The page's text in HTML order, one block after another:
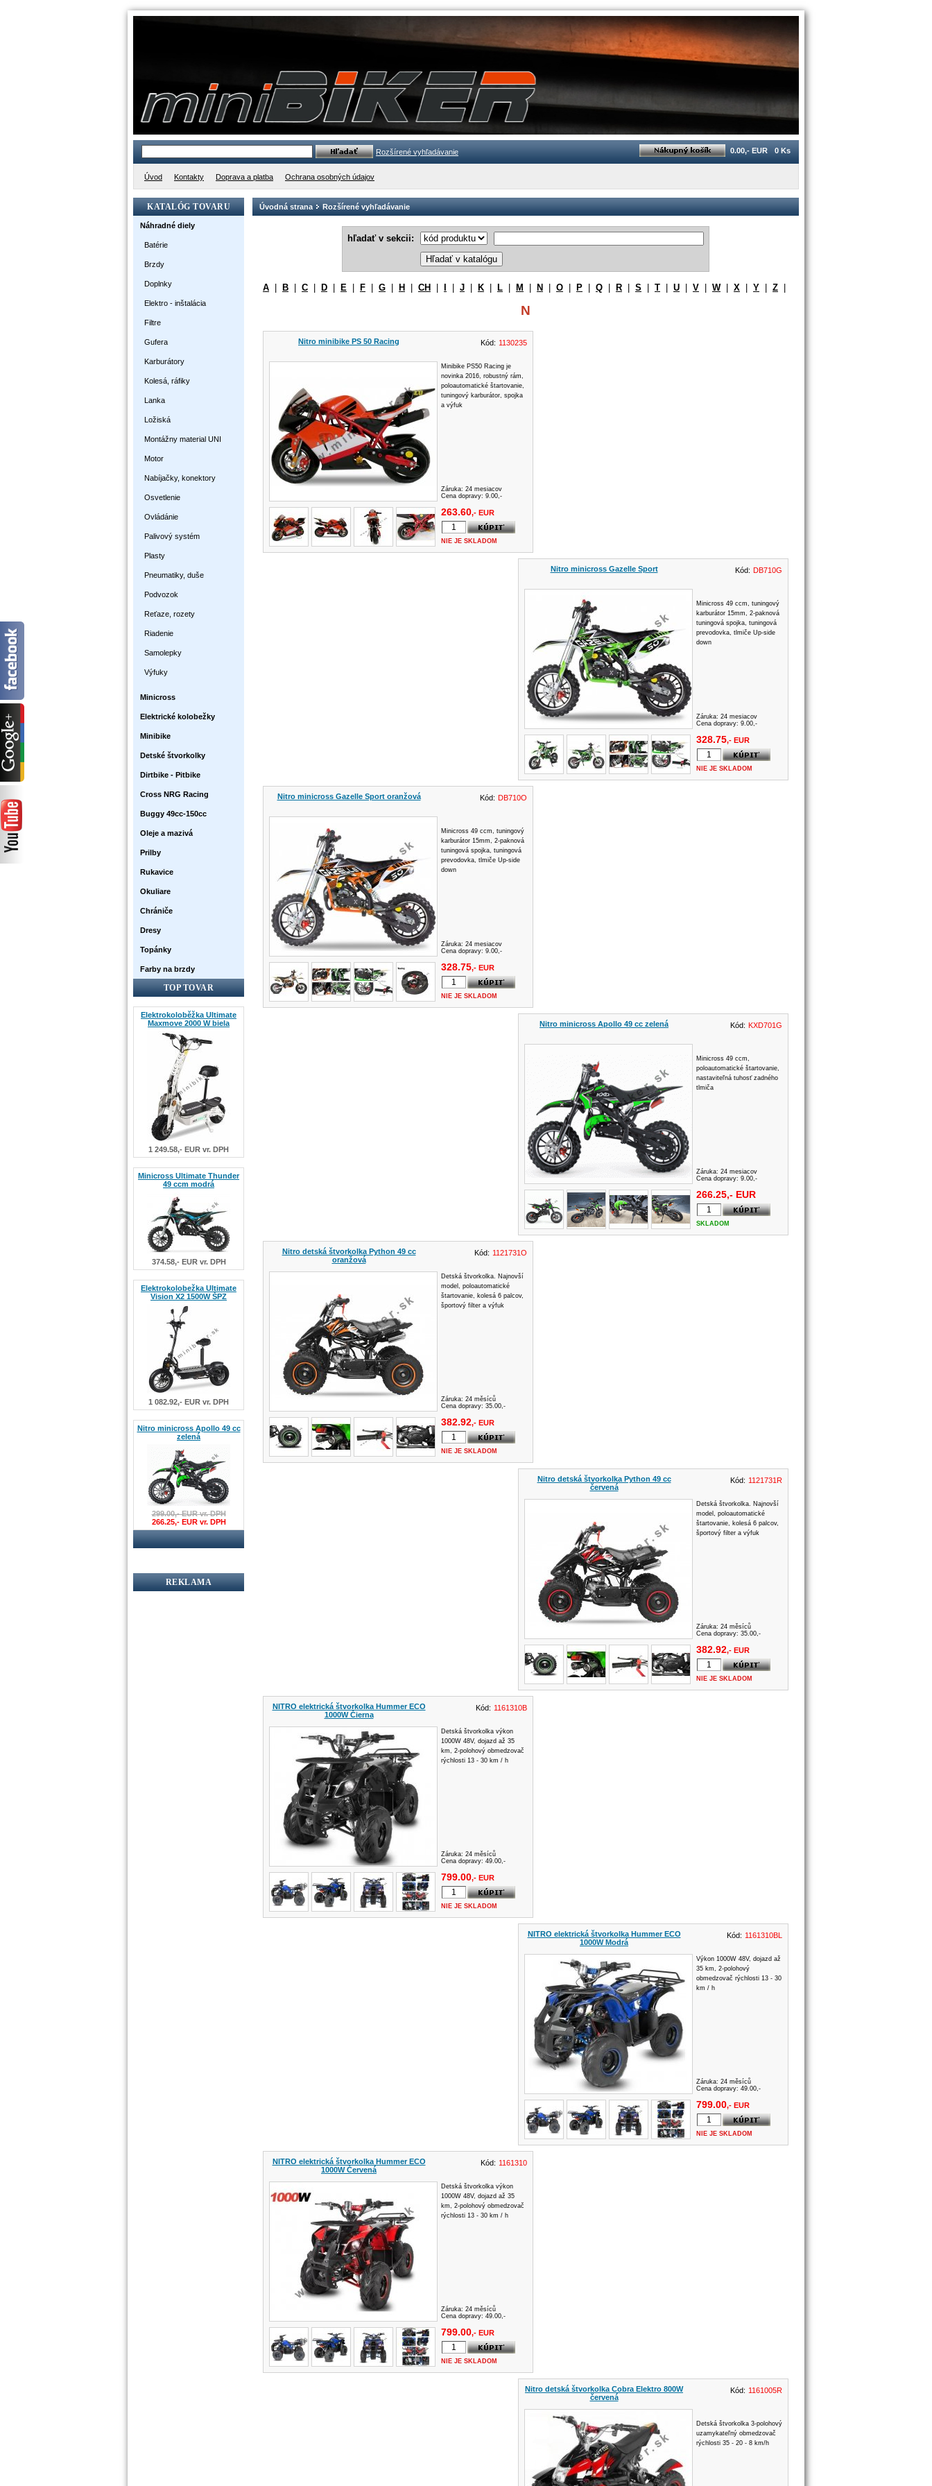
Rozšírené vyhľadávanie 0.00,- EUR 0 Ks
Úvod Kontakty Doprava a platba Ochrana osobných údajov
KATALÓG TOVARU
Náhradné diely
Batérie
Brzdy
Doplnky
Elektro - inštalácia
Filtre
Gufera
Karburátory
Kolesá, ráfiky
Lanka
Ložiská
Montážny material UNI
Motor
Nabíjačky, konektory
Osvetlenie
Ovládánie
Palivový systém
Plasty
Pneumatiky, duše
Podvozok
Reťaze, rozety
Riadenie
Samolepky
Výfuky
Minicross
Elektrické kolobežky
Minibike
Detské štvorkolky
Dirtbike - Pitbike
Cross NRG Racing
Buggy 49cc-150cc
Oleje a mazivá
Prilby
Rukavice
Okuliare
Chrániče
Dresy
Topánky
Farby na brzdy
TOP TOVAR
Elektrokoloběžka Ultimate
Maxmove 2000 W biela
1 249.58,- EUR vr. DPH
Minicross Ultimate Thunder
49 ccm modrá
374.58,- EUR vr. DPH
Elektrokolobežka Ultimate
Vision X2 1500W ŠPZ
1 082.92,- EUR vr. DPH
Nitro minicross Apollo 49 cc
zelená
299.00,- EUR vr. DPH
266.25,- EUR vr. DPH
REKLAMA
Úvodná strana Rozšírené vyhľadávanie
hľadať v sekcii:
A B C D E F G H CH J K L M N O P Q R S T U V W| X Y Z
N
Nitro minibike PS 50 Racing Kód: 1130235
Minibike PS50 Racing je
novinka 2016, robustný rám,
poloautomatické štartovanie,
tuningový karburátor, spojka
a výfuk
Záruka: 24 mesiacov
Cena dopravy: 9.00,-
263.60,- EUR
NIE JE SKLADOM
Nitro minicross Gazelle Sport Kód: DB710G
Minicross 49 ccm, tuningový
karburátor 15mm, 2-paknová
tuningová spojka, tuningová
prevodovka, tlmiče Up-side
down
Záruka: 24 mesiacov
Cena dopravy: 9.00,-
328.75,- EUR
NIE JE SKLADOM
Nitro minicross Gazelle Sport oranžová Kód: DB710O
Minicross 49 ccm, tuningový
karburátor 15mm, 2-paknová
tuningová spojka, tuningová
prevodovka, tlmiče Up-side
down
Záruka: 24 mesiacov
Cena dopravy: 9.00,-
328.75,- EUR
NIE JE SKLADOM
Nitro minicross Apollo 49 cc zelená Kód: KXD701G
Minicross 49 ccm,
poloautomatické štartovanie,
nastaviteľná tuhosť zadného
tlmiča
Záruka: 24 mesiacov
Cena dopravy: 9.00,-
266.25,- EUR
SKLADOM
Nitro detská štvorkolka Python 49 cc
oranžová
Kód: 1121731O
Detská štvorkolka. Najnovší
model, poloautomatické
štartovanie, kolesá 6 palcov,
športový filter a výfuk
Záruka: 24 měsíců
Cena dopravy: 35.00,-
382.92,- EUR
NIE JE SKLADOM
Nitro detská štvorkolka Python 49 cc
červená
Kód: 1121731R
Detská štvorkolka. Najnovší
model, poloautomatické
štartovanie, kolesá 6 palcov,
športový filter a výfuk
Záruka: 24 měsíců
Cena dopravy: 35.00,-
382.92,- EUR
NIE JE SKLADOM
NITRO elektrická štvorkolka Hummer ECO
1000W Čierna
Kód: 1161310B
Detská štvorkolka výkon
1000W 48V, dojazd až 35
km, 2-polohový obmedzovač
rýchlosti 13 - 30 km / h
Záruka: 24 měsíců
Cena dopravy: 49.00,-
799.00,- EUR
NIE JE SKLADOM
NITRO elektrická štvorkolka Hummer ECO
1000W Modrá
Kód: 1161310BL
Výkon 1000W 48V, dojazd až
35 km, 2-polohový
obmedzovač rýchlosti 13 - 30
km / h
Záruka: 24 měsíců
Cena dopravy: 49.00,-
799.00,- EUR
NIE JE SKLADOM
NITRO elektrická štvorkolka Hummer ECO
1000W Červená
Kód: 1161310
Detská štvorkolka výkon
1000W 48V, dojazd až 35
km, 2-polohový obmedzovač
rýchlosti 13 - 30 km / h
Záruka: 24 měsíců
Cena dopravy: 49.00,-
799.00,- EUR
NIE JE SKLADOM
Nitro detská štvorkolka Cobra Elektro 800W
červená
Kód: 1161005R
Detská štvorkolka 3-polohový
uzamykateľný obmedzovač
rýchlosti 35 - 20 - 8 km/h